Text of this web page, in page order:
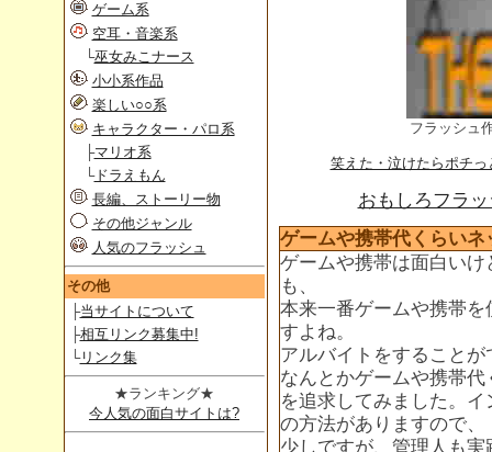
フラッシュ
笑えた・泣けたらポチっ
おもしろフラ
ゲームや携帯代くらいネ
ゲームや携帯は面白い
も、
本来一番ゲームや携帯
すよね。
アルバイトをすること
なんとかゲームや携帯
を追求してみました。
の方法がありますので、
少しですが、管理人も
ゲーム系
空耳・音楽系
└巫女みこナース
小小系作品
楽しい○○系
キャラクター・パロ系
├マリオ系
└ドラえもん
長編、ストーリー物
その他ジャンル
人気のフラッシュ
その他
├当サイトについて
├相互リンク募集中!
└リンク集
★ランキング★
今人気の面白サイトは?